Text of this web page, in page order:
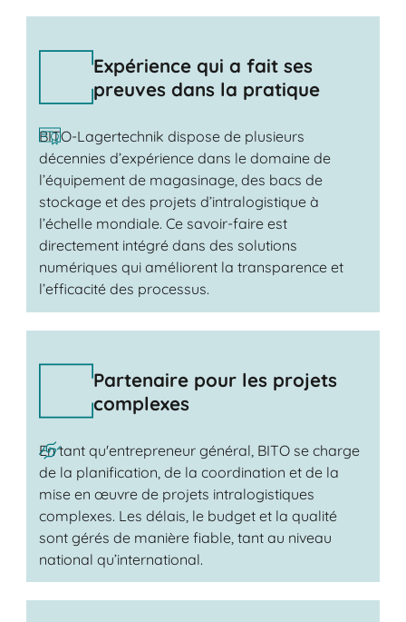
Expérience qui a fait ses
preuves dans la pratique
BITO-Lagertechnik dispose de plusieurs
décennies d’expérience dans le domaine de
l’équipement de magasinage, des bacs de
stockage et des projets d’intralogistique à
l’échelle mondiale. Ce savoir-faire est
directement intégré dans des solutions
numériques qui améliorent la transparence et
l’efficacité des processus.
Partenaire pour les projets
complexes
En tant qu'entrepreneur général, BITO se charge
de la planification, de la coordination et de la
mise en œuvre de projets intralogistiques
complexes. Les délais, le budget et la qualité
sont gérés de manière fiable, tant au niveau
national qu’international.